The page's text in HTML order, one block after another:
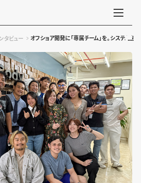
タビュー オフショア開発に「専属チーム」を。システム